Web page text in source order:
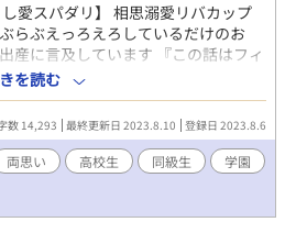
し愛スパダリ】 相思溺愛リバカップ
らぶえっろえろしているだけのお
に言及しています 『この話はフィ
を忘れないでよ』 【伊藤 宗壱】生徒
会会計・バスケット部・ミス学園優
【原 理宇】広報委員会・華道部学園
担当・体育祭審判団 ※ 高等部一年
ユ]様企画参加 レビュー感想・ブク
イラスト・誤字脱字指摘・高評価批
ます Twitter→
を読む
数 14,293 最終更新日 2023.8.10 登録日 2023.8.6
両思い 高校生 同級生
学園